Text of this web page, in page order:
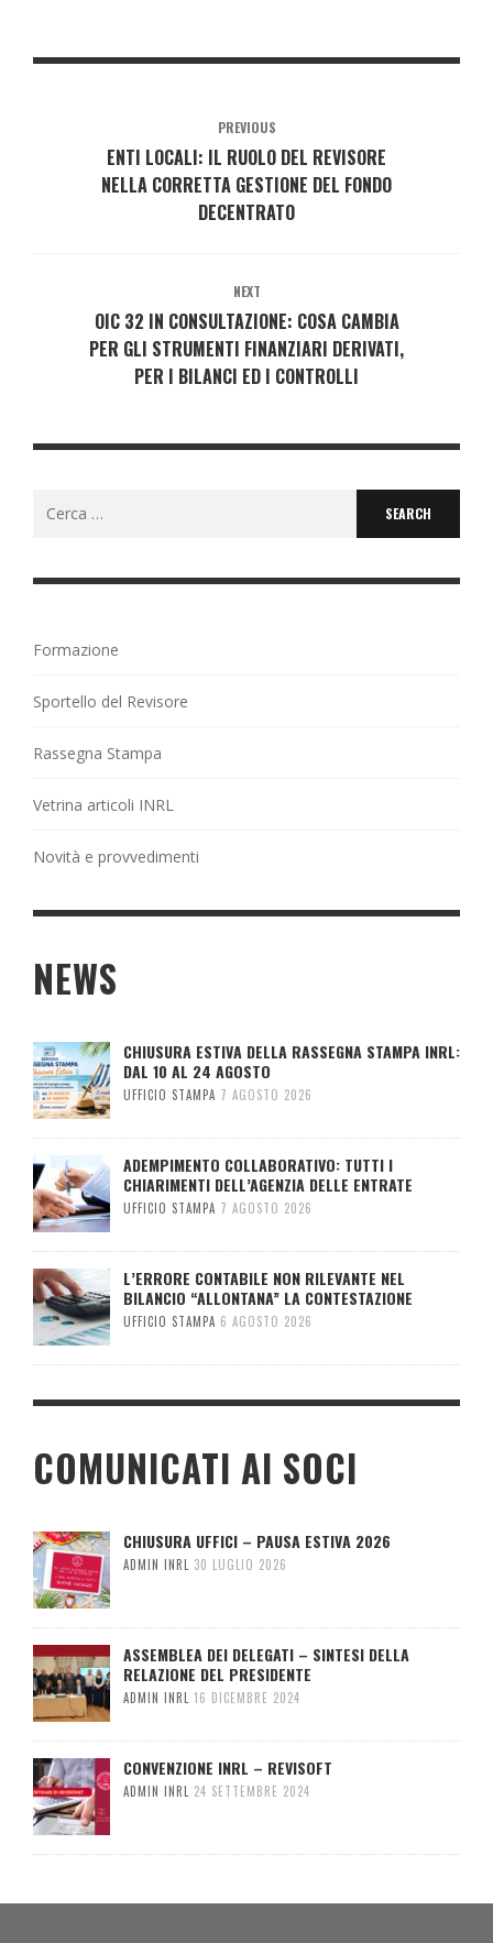
PREVIOUS
ENTI LOCALI: IL RUOLO DEL REVISORE
NELLA CORRETTA GESTIONE DEL FONDO
DECENTRATO
NEXT
OIC 32 IN CONSULTAZIONE: COSA CAMBIA
PER GLI STRUMENTI FINANZIARI DERIVATI,
PER I BILANCI ED I CONTROLLI
Formazione
Sportello del Revisore
Rassegna Stampa
Vetrina articoli INRL
Novità e provvedimenti
NEWS
CHIUSURA ESTIVA DELLA RASSEGNA STAMPA INRL:
DAL 10 AL 24 AGOSTO
UFFICIO STAMPA 7 AGOSTO 2026
ADEMPIMENTO COLLABORATIVO: TUTTI I
CHIARIMENTI DELL’AGENZIA DELLE ENTRATE
UFFICIO STAMPA 7 AGOSTO 2026
L’ERRORE CONTABILE NON RILEVANTE NEL
BILANCIO “ALLONTANA” LA CONTESTAZIONE
UFFICIO STAMPA 6 AGOSTO 2026
COMUNICATI AI SOCI
CHIUSURA UFFICI – PAUSA ESTIVA 2026
ADMIN INRL 30 LUGLIO 2026
ASSEMBLEA DEI DELEGATI – SINTESI DELLA
RELAZIONE DEL PRESIDENTE
ADMIN INRL 16 DICEMBRE 2024
CONVENZIONE INRL – REVISOFT
ADMIN INRL 24 SETTEMBRE 2024